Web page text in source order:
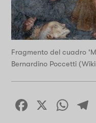
Fragmento del cuadro
Bernardino Poccetti
Facebook
X